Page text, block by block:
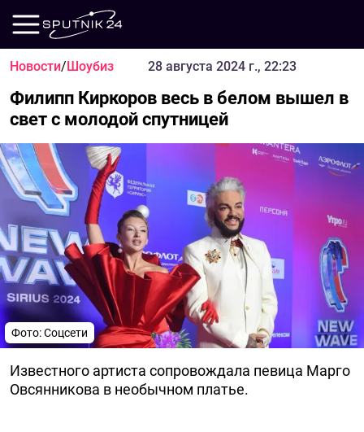
Новости/Шоубиз 28 августа 2024 г., 22:23
Филипп Киркоров весь в белом вышел в
свет с молодой спутницей
Фото: Соцсети
Известного артиста сопровождала певица Марго
Овсянникова в необычном платье.